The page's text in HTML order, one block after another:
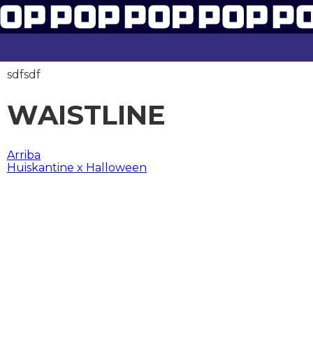
sdfsdf
WAISTLINE
BERICHT
NAVIGATIE
Arriba
Huiskantine x Halloween